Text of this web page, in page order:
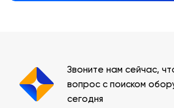
Звоните нам сейчас,
вопрос с поиском
сегодня